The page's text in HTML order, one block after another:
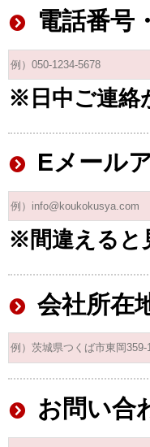
電話番号
※日中ご連絡
Eメール
※間違えると
会社所在
お問い合